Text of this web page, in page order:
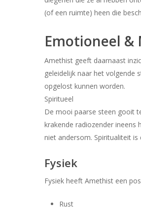
(of een ruimte) heen die
Emotioneel &
Amethist geeft daarnaast
geleidelijk naar het volgende
opgelost kunnen worden.
Spiritueel
De mooi paarse steen gooit
krakende radiozender ineens
niet andersom. Spiritualiteit
Fysiek
Fysiek heeft Amethist een
Rust